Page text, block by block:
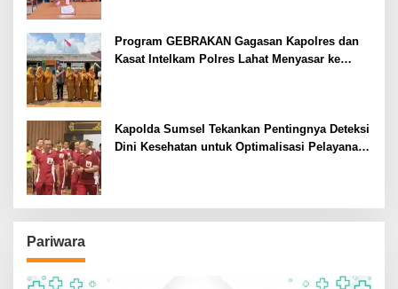
Program GEBRAKAN Gagasan Kapolres dan
Kasat Intelkam Polres Lahat Menyasar ke
Kapolda Sumsel Tekankan Pentingnya Deteksi
Dini Kesehatan untuk Optimalisasi Pelayanan
Pariwara